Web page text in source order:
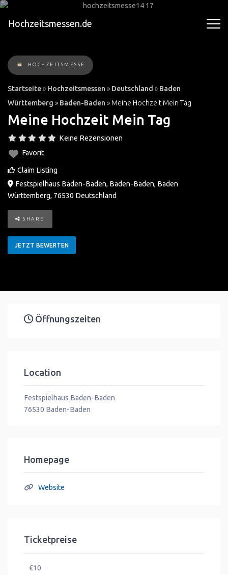
Hochzeitsmessen.de
HOCHZEITSMESSE
Startseite» Hochzeitsmessen » Deutschland » Baden
Württemberg » Baden-Baden » Meine Hochzeit Mein Tag
Meine Hochzeit Mein Tag
Keine Rezensionen
Favorit
Claim Listing
Festspielhaus Baden-Baden, Baden-Baden, Baden
Württemberg, 76530 Deutschland
SHARE
JETZT BEWERTEN
Öffnungszeiten
Location
Festspielhaus Baden-Baden
76530 Baden-Baden
Homepage
Website
Ticketpreise
€10